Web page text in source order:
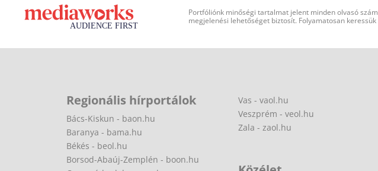
Portfóliónk minőségi tartalmat jelent minden olvasó
megjelenési lehetőséget biztosít. Folyamatosan
Regionális hírportálok
Bács-Kiskun - baon.hu
Baranya - bama.hu
Békés - beol.hu
Borsod-Abaúj-Zemplén - boon.hu
Vas - vaol.hu
Veszprém - veol.hu
Zala - zaol.hu